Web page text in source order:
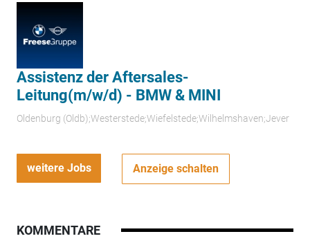
Assistenz der Aftersales-
Leitung(m/w/d) - BMW & MINI
Oldenburg (Oldb);Westerstede;Wiefelstede;Wilhelmshaven;Jever
weitere Jobs Anzeige schalten
KOMMENTARE